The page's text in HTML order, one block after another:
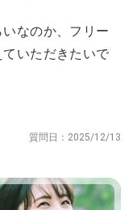
なのか、フリー
いただきたいで
質問日： 2025/12/13